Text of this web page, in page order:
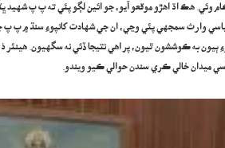
وئي. هڪ اڌ اهڙو موقعو آيو، جو ائين لڳو پئي ته پ پ شهيد
وارث سمجهي پئي وڃي، ان جي شهادت کانپوءِ سنڌ ۾ پ پ
به ڪوششون ٿيون، پر اهي نتيجا ڏئي نه سگهيون. هينئر
ميدان خالي ڪري سندن حوالي ڪيو ويندو.